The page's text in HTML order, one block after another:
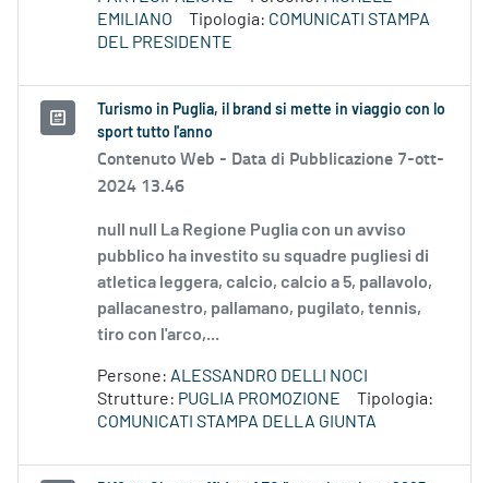
EMILIANO
Tipologia: COMUNICATI STAMPA
DEL PRESIDENTE
Turismo in Puglia, il brand si mette in viaggio con lo
sport tutto l'anno
Contenuto Web - Data di Pubblicazione 7-ott-
2024 13.46
null null La Regione Puglia con un avviso
pubblico ha investito su squadre pugliesi di
atletica leggera, calcio, calcio a 5, pallavolo,
pallacanestro, pallamano, pugilato, tennis,
tiro con l'arco,...
Persone: ALESSANDRO DELLI NOCI
Strutture: PUGLIA PROMOZIONE
Tipologia:
COMUNICATI STAMPA DELLA GIUNTA